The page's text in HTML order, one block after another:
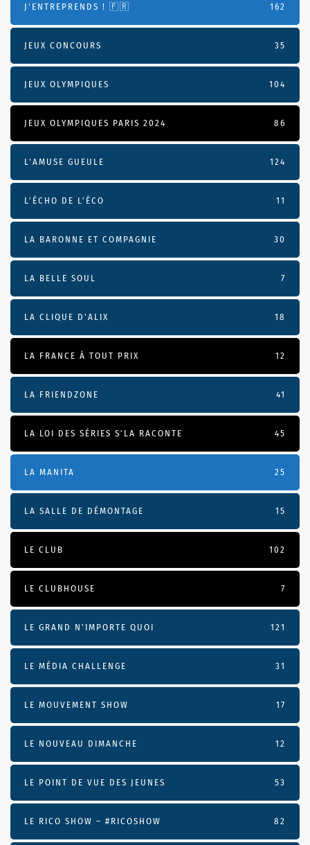
J'ENTREPRENDS ! 🇫🇷 162
JEUX CONCOURS 35
JEUX OLYMPIQUES 104
JEUX OLYMPIQUES PARIS 2024 86
L'AMUSE GUEULE 124
L’ÉCHO DE L’ÉCO 11
LA BARONNE ET COMPAGNIE 30
LA BELLE SOUL 7
LA CLIQUE D'ALIX 18
LA FRANCE À TOUT PRIX 12
LA FRIENDZONE 41
LA LOI DES SÉRIES S'LA RACONTE 45
LA MANITA 25
LA SALLE DE DÉMONTAGE 15
LE CLUB 102
LE CLUBHOUSE 7
LE GRAND N’IMPORTE QUOI 121
LE MÉDIA CHALLENGE 31
LE MOUVEMENT SHOW 17
LE NOUVEAU DIMANCHE 12
LE POINT DE VUE DES JEUNES 53
LE RICO SHOW – #RICOSHOW 82